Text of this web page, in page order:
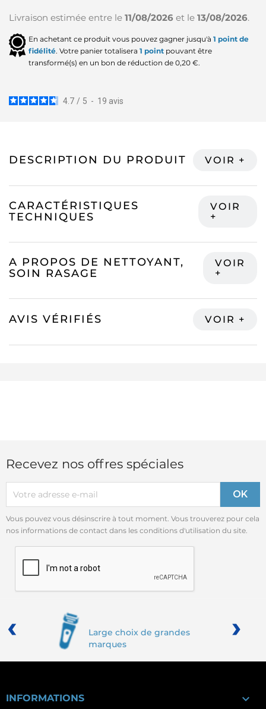
Livraison estimée entre le 11/08/2026 et le 13/08/2026.
En achetant ce produit vous pouvez gagner jusqu'à 1 point de
fidélité. Votre panier totalisera 1 point pouvant être
transformé(s) en un bon de réduction de 0,20 €.
4.7 / 5 - 19 avis
DESCRIPTION DU PRODUIT
CARACTÉRISTIQUES
TECHNIQUES
A PROPOS DE NETTOYANT,
SOIN RASAGE
AVIS VÉRIFIÉS
Recevez nos offres spéciales
Vous pouvez vous désinscrire à tout moment. Vous trouverez pour cela
nos informations de contact dans les conditions d'utilisation du site.
Large choix de grandes
marques
‹ ›
INFORMATIONS 